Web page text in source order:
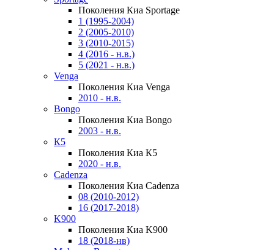
Поколения Киа Sportage
1 (1995-2004)
2 (2005-2010)
3 (2010-2015)
4 (2016 - н.в.)
5 (2021 - н.в.)
Venga
Поколения Киа Venga
2010 - н.в.
Bongo
Поколения Киа Bongo
2003 - н.в.
К5
Поколения Киа К5
2020 - н.в.
Cadenza
Поколения Киа Cadenza
08 (2010-2012)
16 (2017-2018)
K900
Поколения Киа K900
18 (2018-нв)